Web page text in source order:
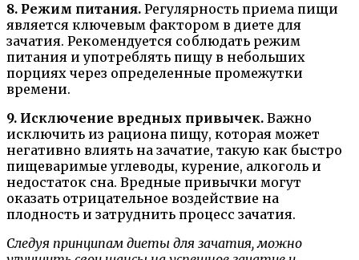
8. Режим питания. Регулярность приема пищи
является ключевым фактором в диете для
зачатия. Рекомендуется соблюдать режим
питания и употреблять пищу в небольших
порциях через определенные промежутки
времени.
9. Исключение вредных привычек. Важно
исключить из рациона пищу, которая может
негативно влиять на зачатие, такую как быстро
пищеваримые углеводы, курение, алкоголь и
недостаток сна. Вредные привычки могут
оказать отрицательное воздействие на
плодность и затруднить процесс зачатия.
Следуя принципам диеты для зачатия, можно